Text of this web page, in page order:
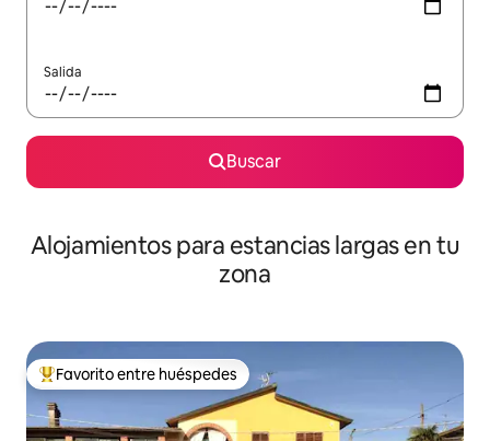
Salida
Buscar
Alojamientos para estancias largas en tu
zona
De los mejores en Favorito entre huéspedes
Favorito entre huéspedes